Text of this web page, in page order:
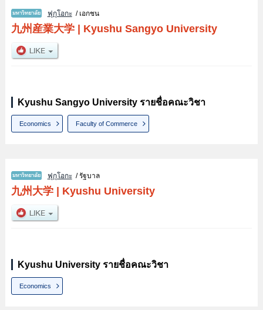
ฟุกุโอกะ/ เอกชน
九州産業大学| Kyushu Sangyo University
Kyushu Sangyo University รายชื่อคณะวิชา
Economics Faculty of Commerce
ฟุกุโอกะ/ รัฐบาล
九州大学| Kyushu University
Kyushu University รายชื่อคณะวิชา
Economics